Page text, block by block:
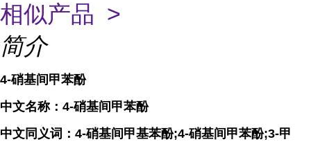
相似产品 >
简介
4-硝基间甲苯酚
中文名称：4-硝基间甲苯酚
中文同义词：4-硝基间甲基苯酚;4-硝基间甲苯酚;3-甲